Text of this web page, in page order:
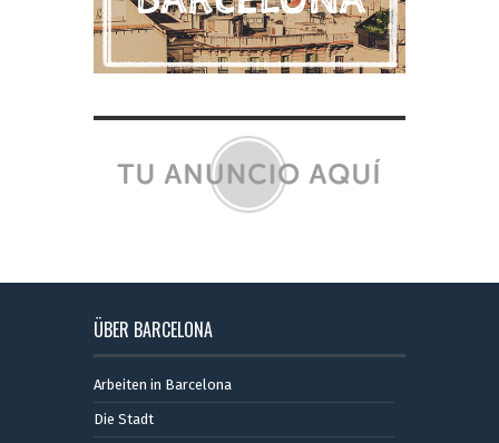
ÜBER BARCELONA
Arbeiten in Barcelona
Die Stadt